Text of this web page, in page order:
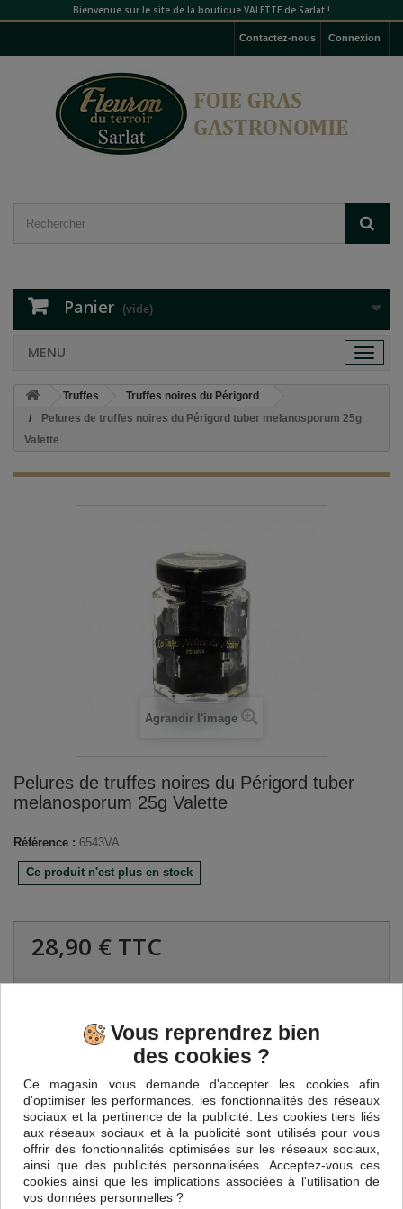
Bienvenue sur le site de la boutique VALETTE de Sarlat !
Connexion
Contactez-nous
Panier (vide)
Toggle
MENU
Truffes
Truffes noires du Périgord
Pelures de truffes noires du Périgord tuber melanosporum 25g
Valette
Agrandir l'image
Pelures de truffes noires du Périgord tuber
melanosporum 25g Valette
Référence : 6543VA
Ce produit n'est plus en stock
28,90 € TTC
EN SAVOIR PLUS
Ces 25 gr pelures proviennent d'une sélection des meilleures
truffes noires du Périgord. Elles seront vos alliées pour de
nombreuses recettes comme le risotto aux truffes, omelettes,
terrines ou pâtes.
Vous reprendrez bien
des cookies ?
Ce magasin vous demande d'accepter les cookies afin
d'optimiser les performances, les fonctionnalités des réseaux
sociaux et la pertinence de la publicité. Les cookies tiers liés
aux réseaux sociaux et à la publicité sont utilisés pour vous
offrir des fonctionnalités optimisées sur les réseaux sociaux,
ainsi que des publicités personnalisées. Acceptez-vous ces
cookies ainsi que les implications associées à l'utilisation de
vos données personnelles ?